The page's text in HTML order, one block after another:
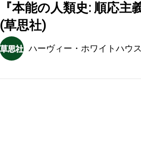
『本能の人類史: 順応
(草思社)
ハーヴィー・ホワイトハウ